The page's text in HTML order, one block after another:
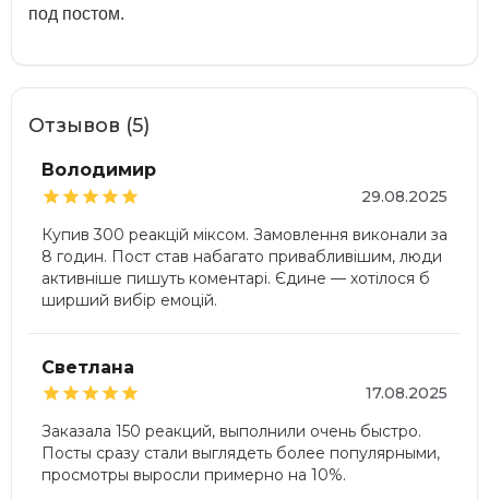
под постом.
Отзывов (5)
Володимир

29.08.2025
Купив 300 реакцій міксом. Замовлення виконали за
8 годин. Пост став набагато привабливішим, люди
активніше пишуть коментарі. Єдине — хотілося б
ширший вибір емоцій.
Светлана

17.08.2025
Заказала 150 реакций, выполнили очень быстро.
Посты сразу стали выглядеть более популярными,
просмотры выросли примерно на 10%.